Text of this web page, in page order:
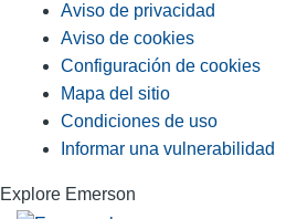
Aviso de privacidad
Aviso de cookies
Configuración de cookies
Mapa del sitio
Condiciones de uso
Informar una vulnerabilidad
Explore Emerson